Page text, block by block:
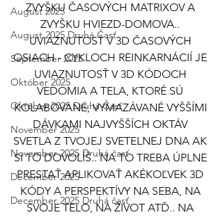
August 2025
August 2025 Druhá Časť
September 2025
Október 2025
Október 2025 Druhá Časť
November 2025
November 2025 Druhá časť
December 2025
December 2025 Druhá časť
ZVYŠKU ČASOVÝCH MATRIXOV A
ZVYŠKU HVIEZD-DOMOVA..
UVIAZNUTOSŤ V 3D ČASOVÝCH
OSIACH - CYKLOCH REINKARNÁCIÍ JE
UVIAZNUTOSŤ V 3D KÓDOCH
VEDOMIA A TELA, KTORÉ SÚ
KOLABOVANÉ, VYMAZÁVANÉ VYŠŠÍMI
DÁVKAMI NAJVYŠŠÍCH OKTÁV
SVETLA Z TVOJEJ SVETELNEJ DNA AK
SI TO DOVOLÍŠ.. NA TO TREBA ÚPLNE
PRESTAŤ APLIKOVAŤ AKÉKOĽVEK 3D
KÓDY A PERSPEKTÍVY NA SEBA, NA
SVOJE TELO, NA ŽIVOT ATĎ.. NA